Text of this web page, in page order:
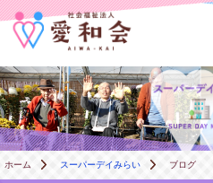
ホーム スーパーデイみらい ブログ